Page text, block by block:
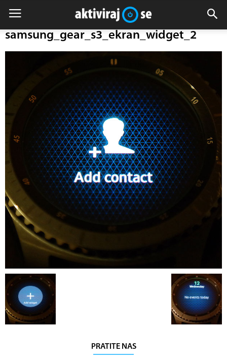
samsung_gear_s3_ekran_widget_2
PRATITE NAS